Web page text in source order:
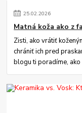
25.02.2026
Matná koža ako z
Zisti, ako vrátiť
chrániť ich pred
blogu ti poradíme,